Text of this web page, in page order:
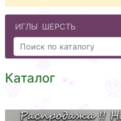
ИГЛЫ ШЕРСТЬ
Каталог